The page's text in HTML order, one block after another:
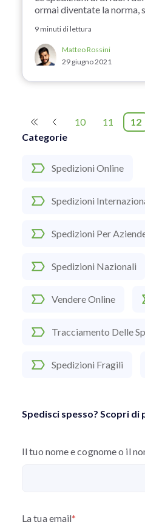
Categorie
Spedizioni Online
Spedizioni
Spedizioni Per
Spedizioni Nazionali
Vendere Online
Tracciamento Delle
Spedizioni Fragili
Spedisci spesso? Scopri di
Il tuo nome e cognome o il
La tua email*
ormai diventate la norma,
9 minuti di lettura
Matteo Rossini
29 giugno 2021
10 11 12